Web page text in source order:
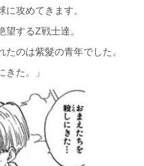
に攻めてきます。
望するZ戦士達。
たのは紫髮の青年でした。
きた。」